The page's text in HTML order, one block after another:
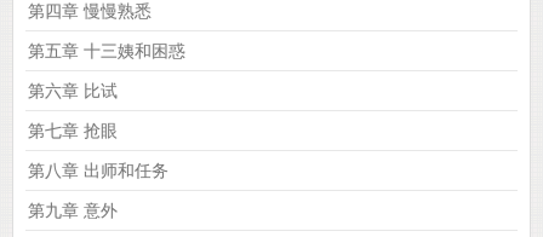
第四章 慢慢熟悉
第五章 十三姨和困惑
第六章 比试
第七章 抢眼
第八章 出师和任务
第九章 意外